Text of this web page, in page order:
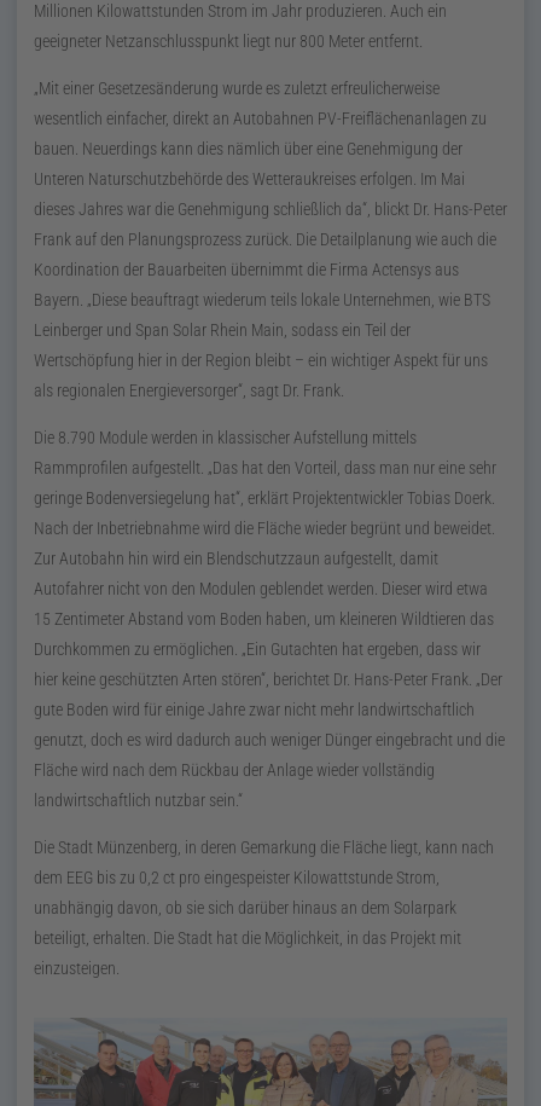
Millionen Kilowattstunden Strom im Jahr produzieren. Auch ein
geeigneter Netzanschlusspunkt liegt nur 800 Meter entfernt.
Mit einer Gesetzesänderung wurde es zuletzt erfreulicherweise
wesentlich einfacher, direkt an Autobahnen PV-Freiflächenanlagen zu
bauen. Neuerdings kann dies nämlich über eine Genehmigung der
Unteren Naturschutzbehörde des Wetteraukreises erfolgen. Im Mai
dieses Jahres war die Genehmigung schließlich da , blickt Dr. Hans-Peter
Frank auf den Planungsprozess zurück. Die Detailplanung wie auch die
Koordination der Bauarbeiten übernimmt die Firma Actensys aus
Bayern. Diese beauftragt wiederum teils lokale Unternehmen, wie BTS
Leinberger und Span Solar Rhein Main, sodass ein Teil der
Wertschöpfung hier in der Region bleibt – ein wichtiger Aspekt für uns
als regionalen Energieversorger , sagt Dr. Frank.
Die 8.790 Module werden in klassischer Aufstellung mittels
Rammprofilen aufgestellt. Das hat den Vorteil, dass man nur eine sehr
geringe Bodenversiegelung hat , erklärt Projektentwickler Tobias Doerk.
Nach der Inbetriebnahme wird die Fläche wieder begrünt und beweidet.
Zur Autobahn hin wird ein Blendschutzzaun aufgestellt, damit
Autofahrer nicht von den Modulen geblendet werden. Dieser wird etwa
15 Zentimeter Abstand vom Boden haben, um kleineren Wildtieren das
Durchkommen zu ermöglichen. Ein Gutachten hat ergeben, dass wir
hier keine geschützten Arten stören , berichtet Dr. Hans-Peter Frank. Der
gute Boden wird für einige Jahre zwar nicht mehr landwirtschaftlich
genutzt, doch es wird dadurch auch weniger Dünger eingebracht und die
Fläche wird nach dem Rückbau der Anlage wieder vollständig
landwirtschaftlich nutzbar sein.
Die Stadt Münzenberg, in deren Gemarkung die Fläche liegt, kann nach
dem EEG bis zu 0,2 ct pro eingespeister Kilowattstunde Strom,
unabhängig davon, ob sie sich darüber hinaus an dem Solarpark
beteiligt, erhalten. Die Stadt hat die Möglichkeit, in das Projekt mit
einzusteigen.